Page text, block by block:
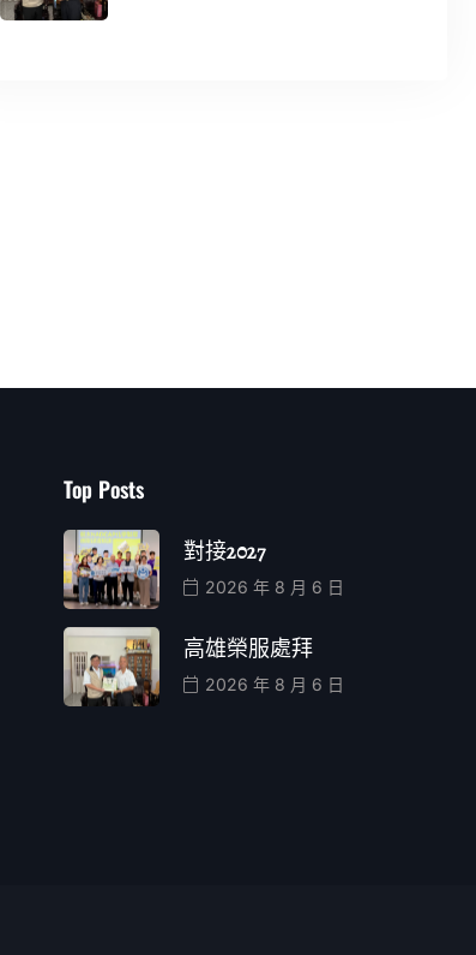
Top Posts
對接2027
2026 年 8 月 6 日
高雄榮服處拜
2026 年 8 月 6 日